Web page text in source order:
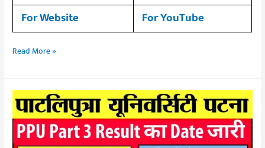
For Website
For YouTube
Read More »
Patliputa
University
(PPU)B.A
B.SC